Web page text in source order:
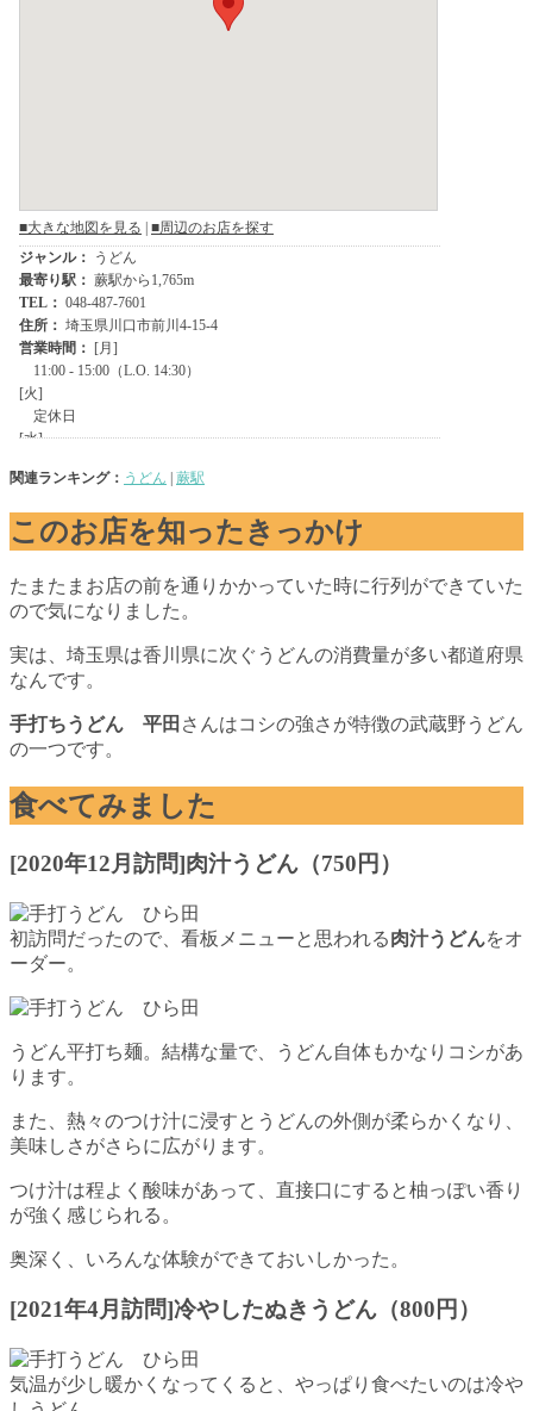
関連ランキング： うどん 蕨駅
このお店を知ったきっかけ
たまたまお店の前を通りかかっていた時に行列ができていた
ので気になりました。
実は、埼玉県は香川県に次ぐうどんの消費量が多い都道府県
なんです。
手打ちうどん 平田 さんはコシの強さが特徴の武蔵野うどん
の一つです。
食べてみました
[2020年12月訪問]肉汁うどん（750円）
初訪問だったので、看板メニューと思われる肉汁うどんをオ
ーダー。
うどん平打ち麺。結構な量で、うどん自体もかなりコシがあ
ります。
また、熱々のつけ汁に浸すとうどんの外側が柔らかくなり、
美味しさがさらに広がります。
つけ汁は程よく酸味があって、直接口にすると柚っぽい香り
が強く感じられる。
奥深く、いろんな体験ができておいしかった。
[2021年4月訪問]冷やしたぬきうどん（800円）
気温が少し暖かくなってくると、やっぱり食べたいのは冷や